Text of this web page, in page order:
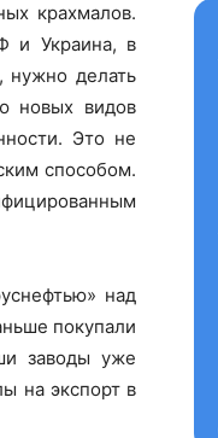
"ДВ"
обращения
крахмалов.
и Украина, в
нужно делать
новых видов
Это не
способом.
над
покупали
заводы уже
на экспорт в